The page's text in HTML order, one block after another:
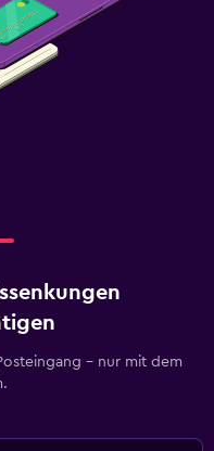
– nur mit dem